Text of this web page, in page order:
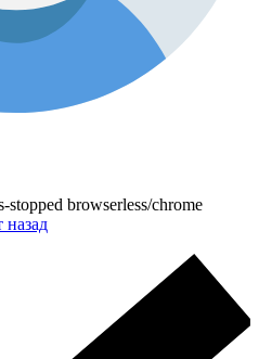
stopped browserless/chrome
назад